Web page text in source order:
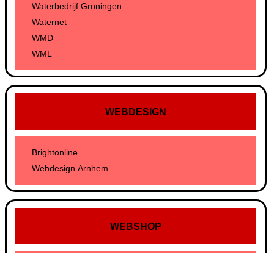
Waterbedrijf Groningen
Waternet
WMD
WML
WEBDESIGN
Brightonline
Webdesign Arnhem
WEBSHOP